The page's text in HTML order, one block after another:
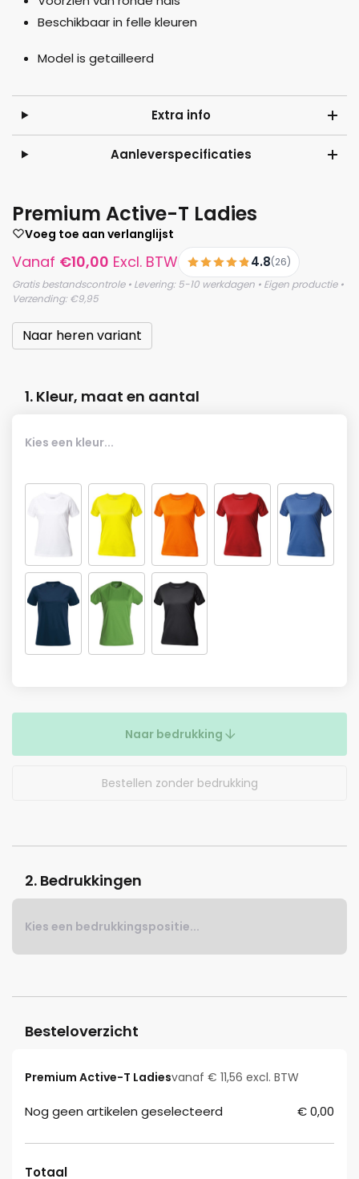
Beschikbaar in felle kleuren
Model is getailleerd
Extra info
Aanleverspecificaties
Premium Active-T Ladies
Voeg toe aan verlanglijst
Vanaf €10,00 Excl. BTW 4.8(26)
Gratis bestandscontrole • Levering: 5-10 werkdagen • Eigen productie •
Verzending: €9,95
Naar heren variant
1. Kleur, maat en aantal
Kies een kleur...
Naar bedrukking
Bestellen zonder bedrukking
2. Bedrukkingen
Kies een bedrukkingspositie...
Besteloverzicht
Premium Active-T Ladiesvanaf € 11,56 excl. BTW
Nog geen artikelen geselecteerd € 0,00
Totaal